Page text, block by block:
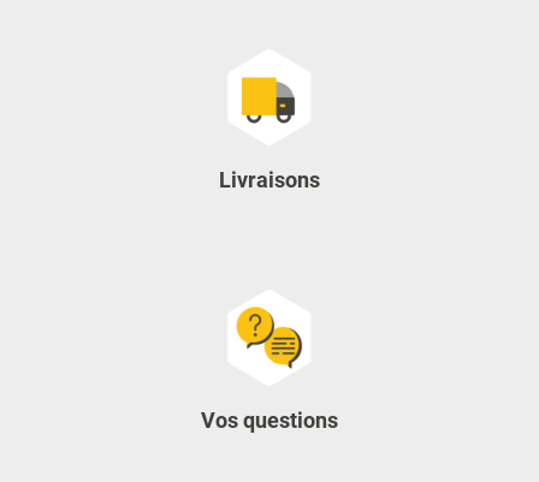
Livraisons
Vos questions